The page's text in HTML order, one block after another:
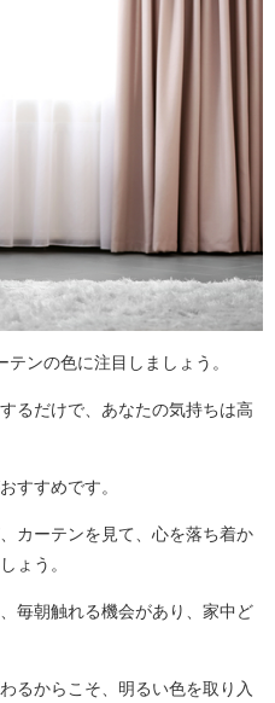
ンの色に注目しましょう。
るだけで、あなたの気持ちは高
すすめです。
カーテンを見て、心を落ち着か
ょう。
毎朝触れる機会があり、家中ど
るからこそ、明るい色を取り入